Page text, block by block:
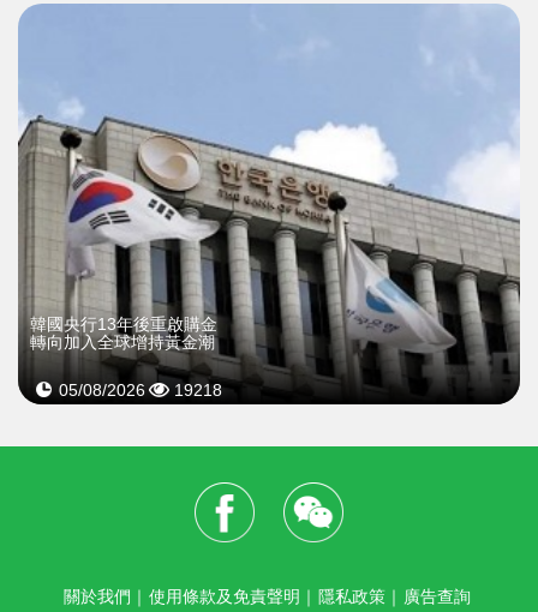
韓國央行13年後重啟購金
轉向加入全球增持黃金潮
05/08/2026 19218
關於我們 ｜ 使用條款及免責聲明 ｜ 隱私政策 ｜ 廣告查詢